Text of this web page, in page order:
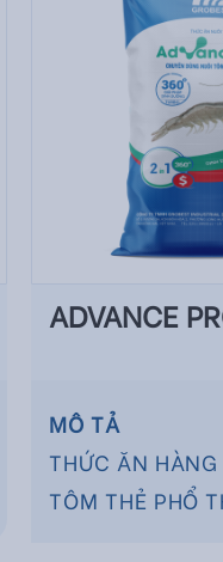
ADVANCE
MÔ TẢ
THỨC ĂN
TÔM THẺ PHỔ